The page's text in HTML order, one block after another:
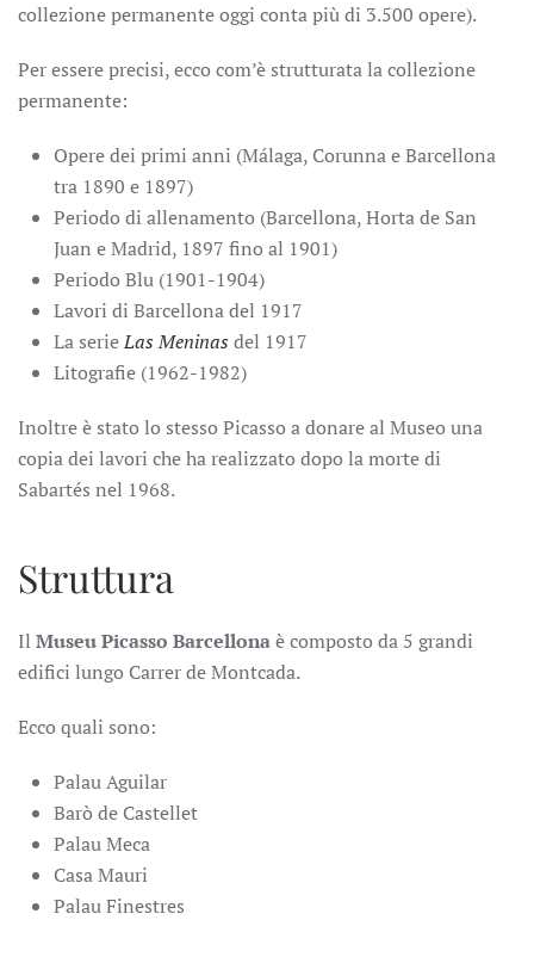
collezione permanente oggi conta più di 3.500 opere).
Per essere precisi, ecco com’è strutturata la collezione
permanente:
Opere dei primi anni (Málaga, Corunna e Barcellona
tra 1890 e 1897)
Periodo di allenamento (Barcellona, Horta de San
Juan e Madrid, 1897 fino al 1901)
Periodo Blu (1901-1904)
Lavori di Barcellona del 1917
La serieLas Meninas del 1917
Litografie (1962-1982)
Inoltre è stato lo stesso Picasso a donare al Museo una
copia dei lavori che ha realizzato dopo la morte di
Sabartés nel 1968.
Struttura
Il Museu Picasso Barcellonaè composto da 5 grandi
edifici lungo Carrer de Montcada.
Ecco quali sono:
Palau Aguilar
Barò de Castellet
Palau Meca
Casa Mauri
Palau Finestres